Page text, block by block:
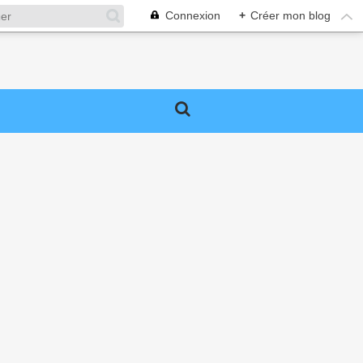
Connexion + Créer mon blog